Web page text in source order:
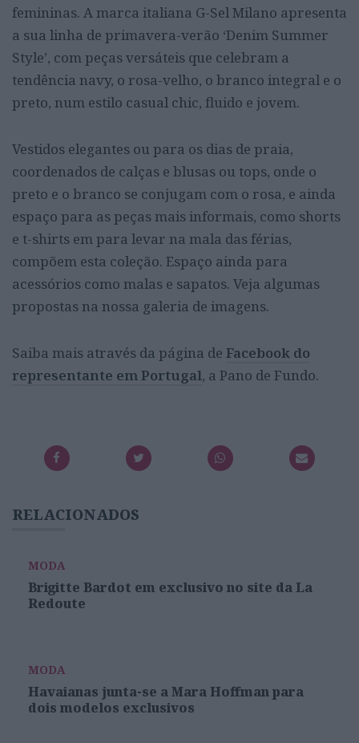
femininas. A marca italiana G-Sel Milano apresenta
a sua linha de primavera-verão ‘Denim Summer
Style’, com peças versáteis que celebram a
tendência navy, o rosa-velho, o branco integral e o
preto, num estilo casual chic, fluido e jovem.
Vestidos elegantes ou para os dias de praia,
coordenados de calças e blusas ou tops, onde o
preto e o branco se conjugam com o rosa, e ainda
espaço para as peças mais informais, como shorts
e t-shirts em para levar na mala das férias,
compõem esta coleção. Espaço ainda para
acessórios como malas e sapatos. Veja algumas
propostas na nossa galeria de imagens.
Saiba mais através da página de Facebook do
representante em Portugal, a Pano de Fundo.
RELACIONADOS
MODA
Brigitte Bardot em exclusivo no site da La
Redoute
MODA
Havaianas junta-se a Mara Hoffman para
dois modelos exclusivos